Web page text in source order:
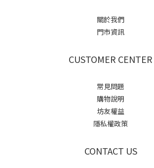
關於我們
門市資訊
CUSTOMER CENTER
常見問題
購物說明
坊友權益
隱私權政策
CONTACT US